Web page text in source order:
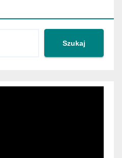
Szukaj